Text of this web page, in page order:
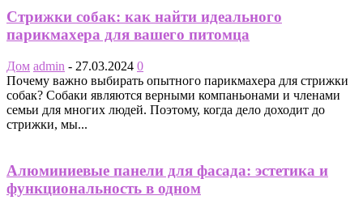
Стрижки собак: как найти идеального
парикмахера для вашего питомца
Дом admin - 27.03.2024 0
Почему важно выбирать опытного парикмахера для стрижки
собак? Собаки являются верными компаньонами и членами
семьи для многих людей. Поэтому, когда дело доходит до
стрижки, мы...
Алюминиевые панели для фасада: эстетика и
функциональность в одном